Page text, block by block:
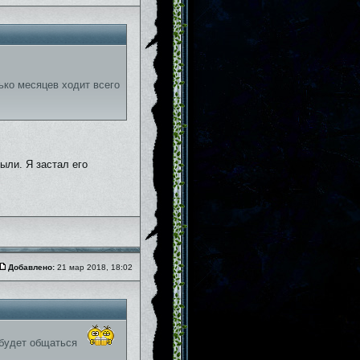
месяцев ходит всего
Я застал его
Добавлено: 21 мар 2018, 18:02
общаться